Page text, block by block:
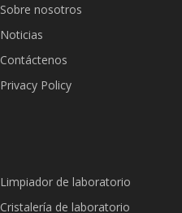
Sobre nosotros
Noticias
Contáctenos
Privacy Policy
Limpiador de laboratorio
Cristalería de laboratorio